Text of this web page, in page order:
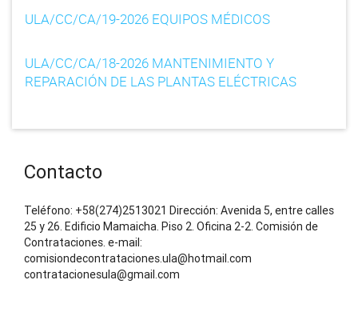
ULA/CC/CA/19-2026 EQUIPOS MÉDICOS
ULA/CC/CA/18-2026 MANTENIMIENTO Y
REPARACIÓN DE LAS PLANTAS ELÉCTRICAS
Contacto
Teléfono: +58(274)2513021 Dirección: Avenida 5, entre calles
25 y 26. Edificio Mamaicha. Piso 2. Oficina 2-2. Comisión de
Contrataciones. e-mail:
comisiondecontrataciones.ula@hotmail.com
contratacionesula@gmail.com